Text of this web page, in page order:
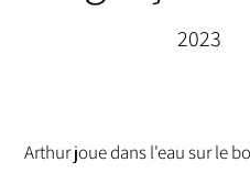
2023
Arthur joue dans l'eau sur le